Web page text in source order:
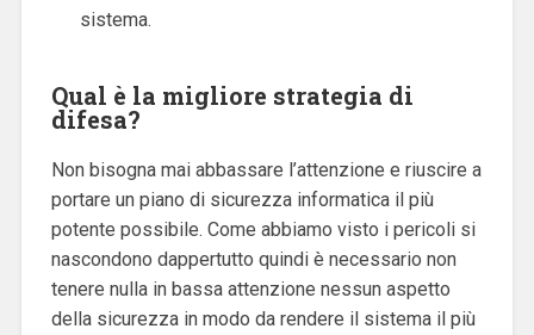
sistema.
Qual è la migliore strategia di
difesa?
Non bisogna mai abbassare l’attenzione e riuscire a
portare un piano di sicurezza informatica il più
potente possibile. Come abbiamo visto i pericoli si
nascondono dappertutto quindi è necessario non
tenere nulla in bassa attenzione nessun aspetto
della sicurezza in modo da rendere il sistema il più